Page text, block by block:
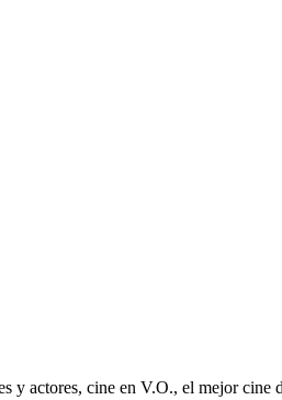
y actores, cine en V.O., el mejor cine